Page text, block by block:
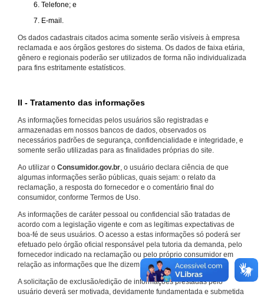
Telefone; e
E-mail.
Os dados cadastrais citados acima somente serão visíveis à empresa
reclamada e aos órgãos gestores do sistema. Os dados de faixa etária,
gênero e regionais poderão ser utilizados de forma não individualizada
para fins estritamente estatísticos.
II - Tratamento das informações
As informações fornecidas pelos usuários são registradas e
armazenadas em nossos bancos de dados, observados os
necessários padrões de segurança, confidencialidade e integridade, e
somente serão utilizadas para as finalidades próprias do site.
Ao utilizar o Consumidor.gov.br, o usuário declara ciência de que
algumas informações serão públicas, quais sejam: o relato da
reclamação, a resposta do fornecedor e o comentário final do
consumidor, conforme Termos de Uso.
As informações de caráter pessoal ou confidencial são tratadas de
acordo com a legislação vigente e com as legítimas expectativas de
boa-fé de seus usuários. O acesso a estas informações só poderá ser
efetuado pelo órgão oficial responsável pela tutoria da demanda, pelo
fornecedor indicado na reclamação ou pelo próprio consumidor em
relação as informações que lhe dizem respeito.
A solicitação de exclusão/edição de informações prestadas pelo
usuário deverá ser motivada, devidamente fundamentada e submetida